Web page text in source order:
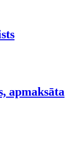
apmaksāta